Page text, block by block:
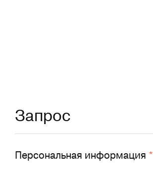
Запрос
Персональная информация *